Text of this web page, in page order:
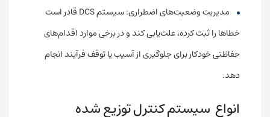
مدیریت وضعیت‌های اضطراری: سیستم DCS قادر است
خطاها را ثبت کرده، علت‌یابی کند و در برخی موارد اقدام‌های
حفاظتی خودکار برای جلوگیری از آسیب یا توقف فرآیند انجام
دهد.
انواع سیستم کنترل توزیع شده